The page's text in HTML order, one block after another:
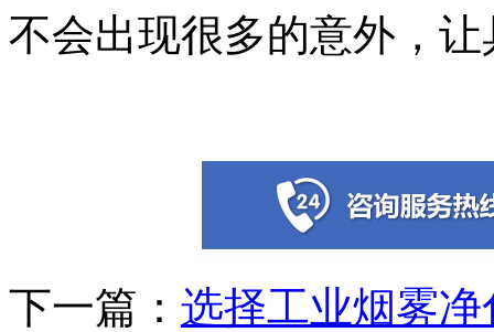
不会出现很多的意外，
下一篇： 选择工业烟雾